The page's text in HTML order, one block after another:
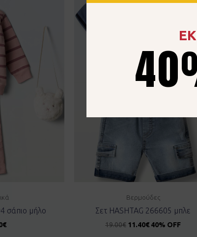
σάπιο μήλο
€
Βερμούδες
Σετ HASHTAG 266605 μπλε
19.00€ 11.40€ 40% OFF